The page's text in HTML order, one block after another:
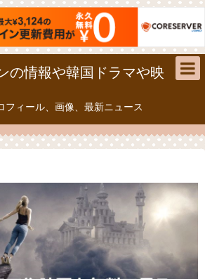
の情報や韓国ドラマや映
フィール、画像、最新ニュース